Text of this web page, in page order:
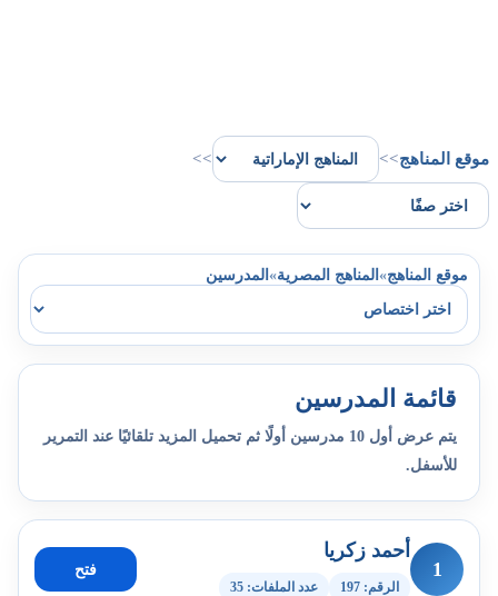
موقع المناهج>>
>>
موقع المناهج»المناهج المصرية»المدرسين
قائمة المدرسين
يتم عرض أول 10 مدرسين أولًا ثم تحميل المزيد تلقائيًا عند التمرير
للأسفل.
1
أحمد زكريا
الرقم: 197 عدد الملفات: 35
فتح